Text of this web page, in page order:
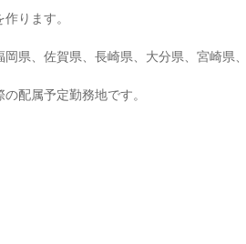
ります。
県、佐賀県、長崎県、大分県、宮崎県
配属予定勤務地です。